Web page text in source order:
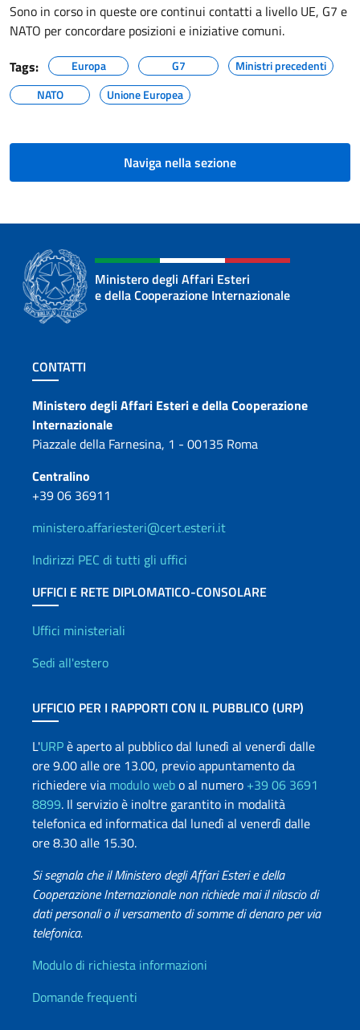
Sono in corso in queste ore continui contatti a livello UE, G7 e
NATO per concordare posizioni e iniziative comuni.
Tags:
Europa G7
Ministri precedenti
NATO
Unione Europea
Naviga nella sezione
Ministero degli Affari Esteri
e della Cooperazione Internazionale
Sezione footer
CONTATTI
Contatti
Ministero degli Affari Esteri e della Cooperazione
Internazionale
Piazzale della Farnesina, 1 - 00135 Roma
Centralino
+39 06 36911
ministero.affariesteri@cert.esteri.it
Indirizzi PEC di tutti gli uffici
UFFICI E RETE DIPLOMATICO-CONSOLARE
Uffici e Rete diplomatica
Uffici ministeriali
Sedi all'estero
UFFICIO PER I RAPPORTI CON IL PUBBLICO (URP)
L'URPè aperto al pubblico dal lunedì al venerdì dalle
ore 9.00 alle ore 13.00, previo appuntamento da
richiedere via modulo webo al numero +39 06 3691
8899. Il servizio è inoltre garantito in modalità
telefonica ed informatica dal lunedì al venerdì dalle
ore 8.30 alle 15.30.
Si segnala che il Ministero degli Affari Esteri e della
Cooperazione Internazionale non richiede mai il rilascio di
dati personali o il versamento di somme di denaro per via
telefonica.
Info utili
Modulo di richiesta informazioni
Domande frequenti